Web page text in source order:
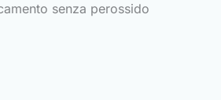
senza perossido